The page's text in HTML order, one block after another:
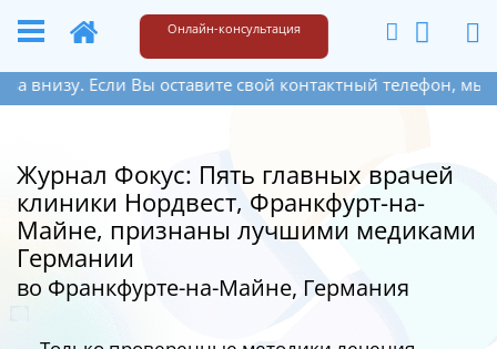
+49 173 6609187 Написать
Онлайн-консультация
Вы оставите свой контактный телефон, мы
Журнал Фокус: Пять главных врачей
клиники Нордвест, Франкфурт-на-
Майне, признаны лучшими медиками
Германии
во Франкфурте-на-Майне, Германия